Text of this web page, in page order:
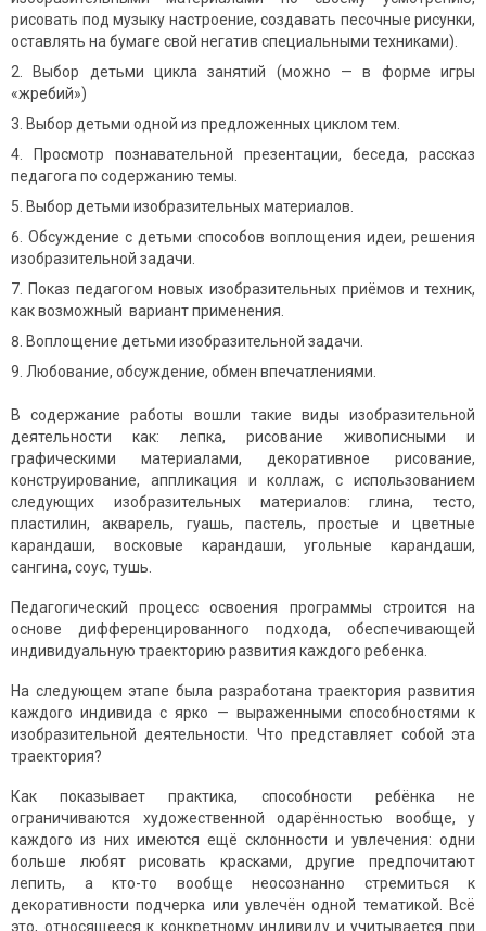
рисовать под музыку настроение, создавать песочные рисунки,
оставлять на бумаге свой негатив специальными техниками).
Выбор детьми цикла занятий (можно — в форме игры
«жребий»)
Выбор детьми одной из предложенных циклом тем.
Просмотр познавательной презентации, беседа, рассказ
педагога по содержанию темы.
Выбор детьми изобразительных материалов.
Обсуждение с детьми способов воплощения идеи, решения
изобразительной задачи.
Показ педагогом новых изобразительных приёмов и техник,
как возможный вариант применения.
Воплощение детьми изобразительной задачи.
Любование, обсуждение, обмен впечатлениями.
В содержание работы вошли такие виды изобразительной
деятельности как: лепка, рисование живописными и
графическими материалами, декоративное рисование,
конструирование, аппликация и коллаж, с использованием
следующих изобразительных материалов: глина, тесто,
пластилин, акварель, гуашь, пастель, простые и цветные
карандаши, восковые карандаши, угольные карандаши,
сангина, соус, тушь.
Педагогический процесс освоения программы строится на
основе дифференцированного подхода, обеспечивающей
индивидуальную траекторию развития каждого ребенка.
На следующем этапе была разработана траектория развития
каждого индивида с ярко — выраженными способностями к
изобразительной деятельности. Что представляет собой эта
траектория?
Как показывает практика, способности ребёнка не
ограничиваются художественной одарённостью вообще, у
каждого из них имеются ещё склонности и увлечения: одни
больше любят рисовать красками, другие предпочитают
лепить, а кто-то вообще неосознанно стремиться к
декоративности подчерка или увлечён одной тематикой. Всё
это, относящееся к конкретному индивиду и учитывается при